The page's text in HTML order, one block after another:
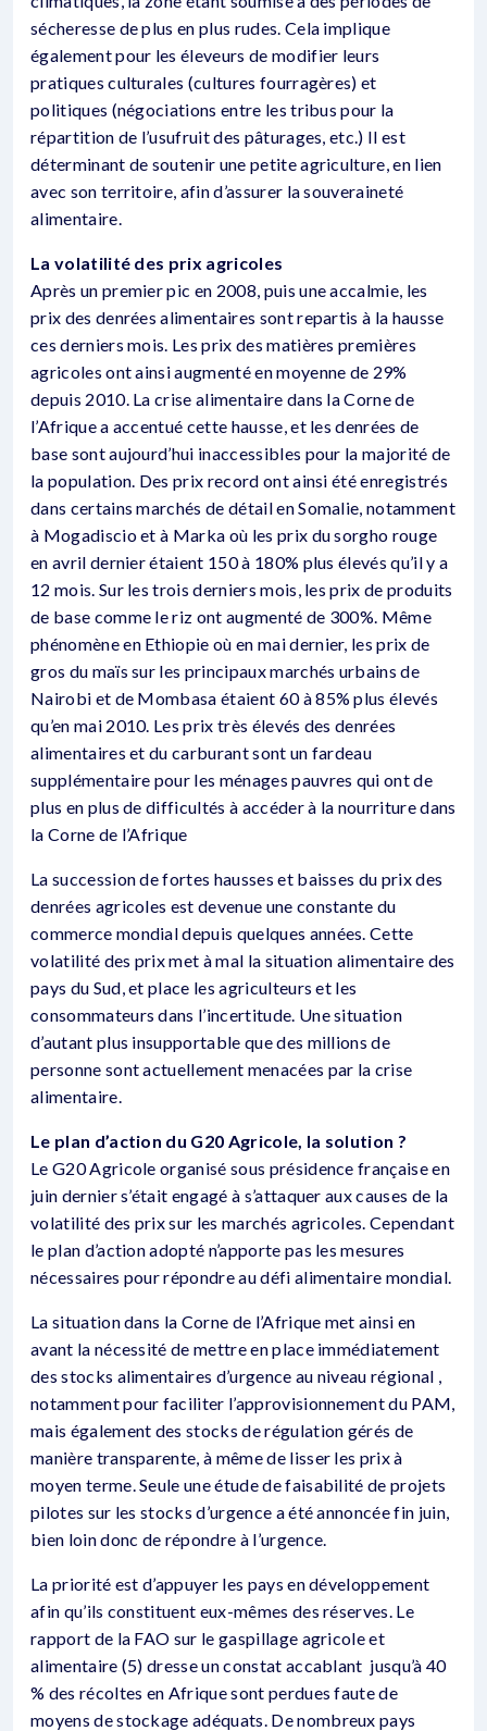
sécheresse de plus en plus rudes. Cela implique
également pour les éleveurs de modifier leurs
pratiques culturales (cultures fourragères) et
politiques (négociations entre les tribus pour la
répartition de l’usufruit des pâturages, etc.) Il est
déterminant de soutenir une petite agriculture, en lien
avec son territoire, afin d’assurer la souveraineté
alimentaire.
La volatilité des prix agricoles
Après un premier pic en 2008, puis une accalmie, les
prix des denrées alimentaires sont repartis à la hausse
ces derniers mois. Les prix des matières premières
agricoles ont ainsi augmenté en moyenne de 29%
depuis 2010. La crise alimentaire dans la Corne de
l’Afrique a accentué cette hausse, et les denrées de
base sont aujourd’hui inaccessibles pour la majorité de
la population. Des prix record ont ainsi été enregistrés
dans certains marchés de détail en Somalie, notamment
à Mogadiscio et à Marka où les prix du sorgho rouge
en avril dernier étaient 150 à 180% plus élevés qu’il y a
12 mois. Sur les trois derniers mois, les prix de produits
de base comme le riz ont augmenté de 300%. Même
phénomène en Ethiopie où en mai dernier, les prix de
gros du maïs sur les principaux marchés urbains de
Nairobi et de Mombasa étaient 60 à 85% plus élevés
qu’en mai 2010. Les prix très élevés des denrées
alimentaires et du carburant sont un fardeau
supplémentaire pour les ménages pauvres qui ont de
plus en plus de difficultés à accéder à la nourriture dans
la Corne de l’Afrique
La succession de fortes hausses et baisses du prix des
denrées agricoles est devenue une constante du
commerce mondial depuis quelques années. Cette
volatilité des prix met à mal la situation alimentaire des
pays du Sud, et place les agriculteurs et les
consommateurs dans l’incertitude. Une situation
d’autant plus insupportable que des millions de
personne sont actuellement menacées par la crise
alimentaire.
Le plan d’action du G20 Agricole, la solution ?
Le G20 Agricole organisé sous présidence française en
juin dernier s’était engagé à s’attaquer aux causes de la
volatilité des prix sur les marchés agricoles. Cependant
le plan d’action adopté n’apporte pas les mesures
nécessaires pour répondre au défi alimentaire mondial.
La situation dans la Corne de l’Afrique met ainsi en
avant la nécessité de mettre en place immédiatement
des stocks alimentaires d’urgence au niveau régional ,
notamment pour faciliter l’approvisionnement du PAM,
mais également des stocks de régulation gérés de
manière transparente, à même de lisser les prix à
moyen terme. Seule une étude de faisabilité de projets
pilotes sur les stocks d’urgence a été annoncée fin juin,
bien loin donc de répondre à l’urgence.
La priorité est d’appuyer les pays en développement
afin qu’ils constituent eux-mêmes des réserves. Le
rapport de la FAO sur le gaspillage agricole et
alimentaire (5) dresse un constat accablant jusqu’à 40
% des récoltes en Afrique sont perdues faute de
moyens de stockage adéquats. De nombreux pays